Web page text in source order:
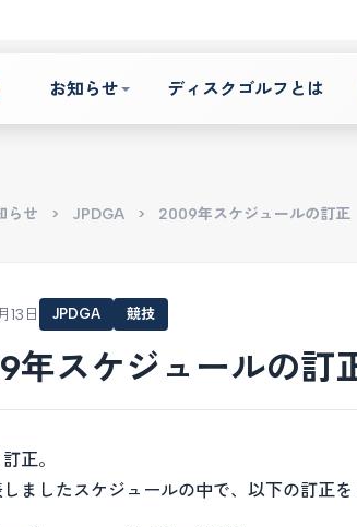
お知らせ ディスクゴルフとは
らせ > JPDGA > 2009年スケジュールの訂正
13日 JPDGA 競技
年スケジュールの訂
正。
ましたスケジュールの中で、以下の訂正を